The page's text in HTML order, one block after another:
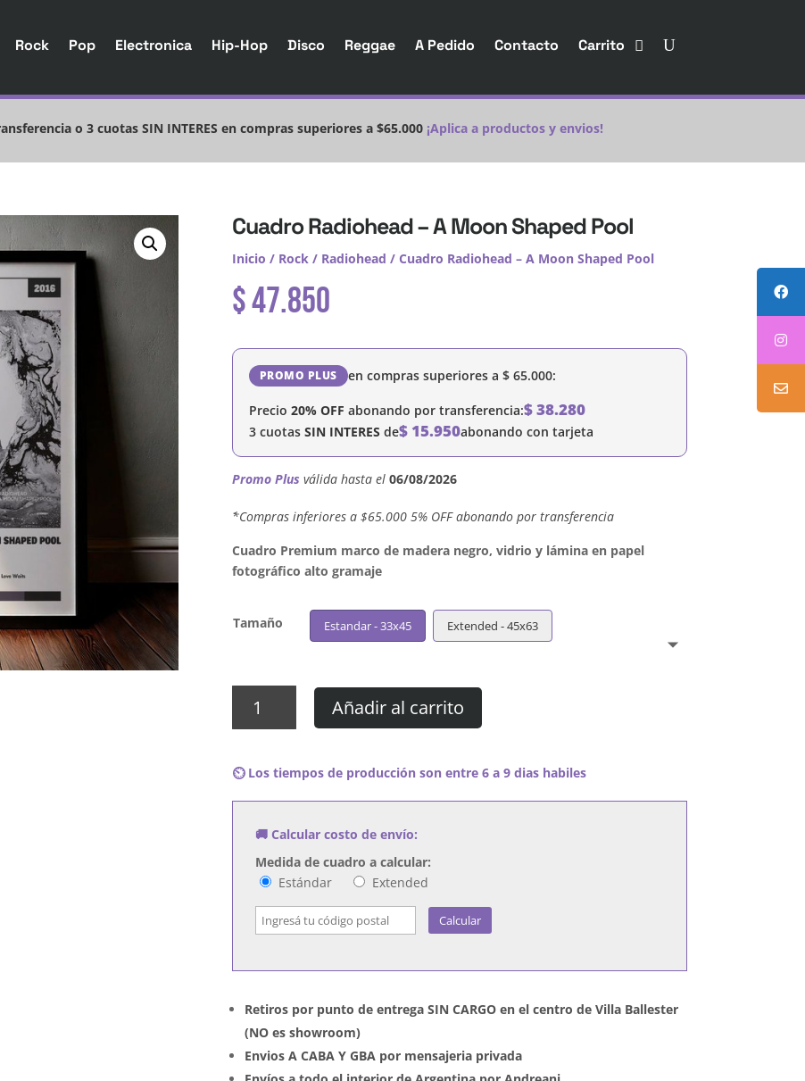
Rock Pop Electronica Hip-Hop Disco Reggae A Pedido Contacto Carrito
o 3 cuotas SIN INTERES en compras superiores a $65.000 ¡Aplica a productos y envios!
Cuadro Radiohead – A Moon Shaped Pool
Inicio / Rock/ Radiohead / Cuadro Radiohead – A Moon Shaped Pool
$47.850
PROMO PLUS en compras superiores a $65.000:
Precio 20% OFF abonando por transferencia:$38.280
3 cuotas SIN INTERES de$15.950abonando con tarjeta
Promo Plus válida hasta el 06/08/2026
´*Compras inferiores a $65.000 5% OFF abonando por transferencia
Cuadro Premium marco de madera negro, vidrio y lámina en papel
fotográfico alto gramaje
Tamaño Estandar - 33x45 Extended - 45x63
Radiohead
Moon
Shaped
cantidad
Añadir al carrito
⏲️ Los tiempos de producción son entre 6 a 9 dias habiles
🚚 Calcular costo de envío:
Medida de cuadro a calcular:
Estándar
Extended
Calcular
Retiros por punto de entrega SIN CARGO en el centro de Villa Ballester
(NO es showroom)
Envios A CABA Y GBA por mensajeria privada